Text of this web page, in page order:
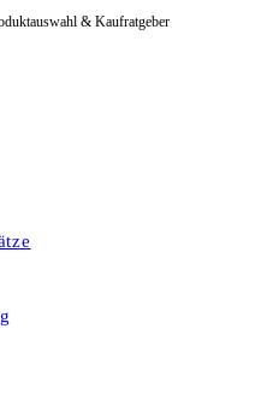
& Kaufratgeber